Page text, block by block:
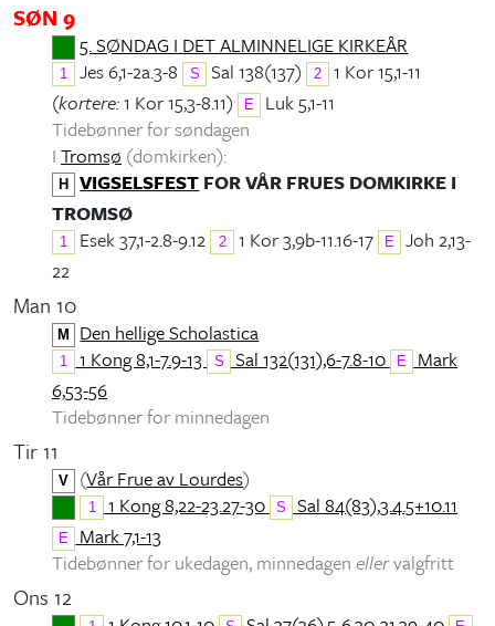
SØN 9
5. SØNDAG I DET ALMINNELIGE KIRKEÅR
1 Jes 6,1-2a.3-8 S Sal 138(137) 2
1 Kor 15,1-11
(kortere:1 Kor 15,3-8.11) E
Luk 5,1-11
Tidebønner for søndagen
I Tromsø (domkirken):
H VIGSELSFEST FOR VÅR FRUES DOMKIRKE I
TROMSØ
1 Esek 37,1-2.8-9.12 2 1 Kor 3,9b-11.16-17 E
Joh 2,13-
22
Man 10
M Den hellige Scholastica
1 1 Kong 8,1-7.9-13 S Sal 132(131),6-7.8-10 E
Mark
6,53-56
Tidebønner for minnedagen
Tir 11
V (Vår Frue av Lourdes)
1 1 Kong 8,22-23.27-30 S Sal 84(83),3.4.5+10.11
E
Mark 7,1-13
Tidebønner for ukedagen, minnedagen ellervalgfritt
Ons 12